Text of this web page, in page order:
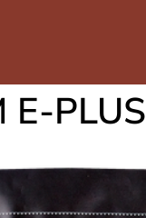
E-PLUS